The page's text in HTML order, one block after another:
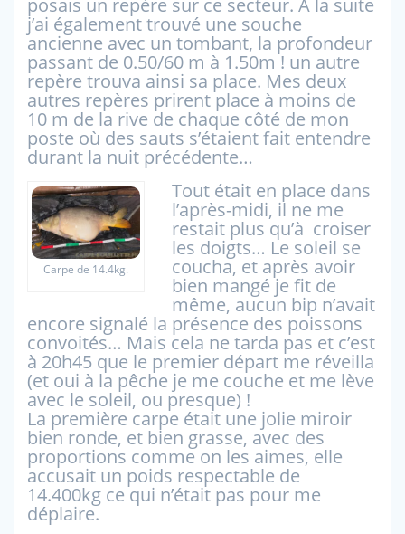
posais un repère sur ce secteur. À la suite
j’ai également trouvé une souche
ancienne avec un tombant, la profondeur
passant de 0.50/60 m à 1.50m ! un autre
repère trouva ainsi sa place. Mes deux
autres repères prirent place à moins de
10 m de la rive de chaque côté de mon
poste où des sauts s’étaient fait entendre
durant la nuit précédente…
Carpe de 14.4kg.
Tout était en place dans
l’après-midi, il ne me
restait plus qu’à croiser
les doigts… Le soleil se
coucha, et après avoir
bien mangé je fit de
même, aucun bip n’avait
encore signalé la présence des poissons
convoités… Mais cela ne tarda pas et c’est
à 20h45 que le premier départ me réveilla
(et oui à la pêche je me couche et me lève
avec le soleil, ou presque) !
La première carpe était une jolie miroir
bien ronde, et bien grasse, avec des
proportions comme on les aimes, elle
accusait un poids respectable de
14.400kg ce qui n’était pas pour me
déplaire.